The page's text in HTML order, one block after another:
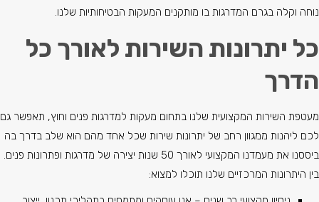
נוחה וקלה בגרם המדרגות בו מותקנים המעקות הבטיחותיות שלנו.
כל יתרונות השירות לאורך כל
הדרך
מעטפת השירות המקצועית שלנו בתחום מעקות למדרגות פנים וחוץ, תאפשר גם
לכם ליהנות ממגוון רחב של יתרונות שירות שכל אחד מהם הוא שלב בדרך בה
ביססנו את מעמדנו המקצועי לאורך 50 שנות יצירה של מדרגות ופתרונות פנים.
בין היתרונות המרכזיים שלנו תוכלו למצוא: